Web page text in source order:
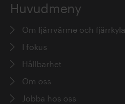
Huvudmeny
Om fjärrvärme och fjärrkyla
I fokus
Hållbarhet
Om oss
Jobba hos oss